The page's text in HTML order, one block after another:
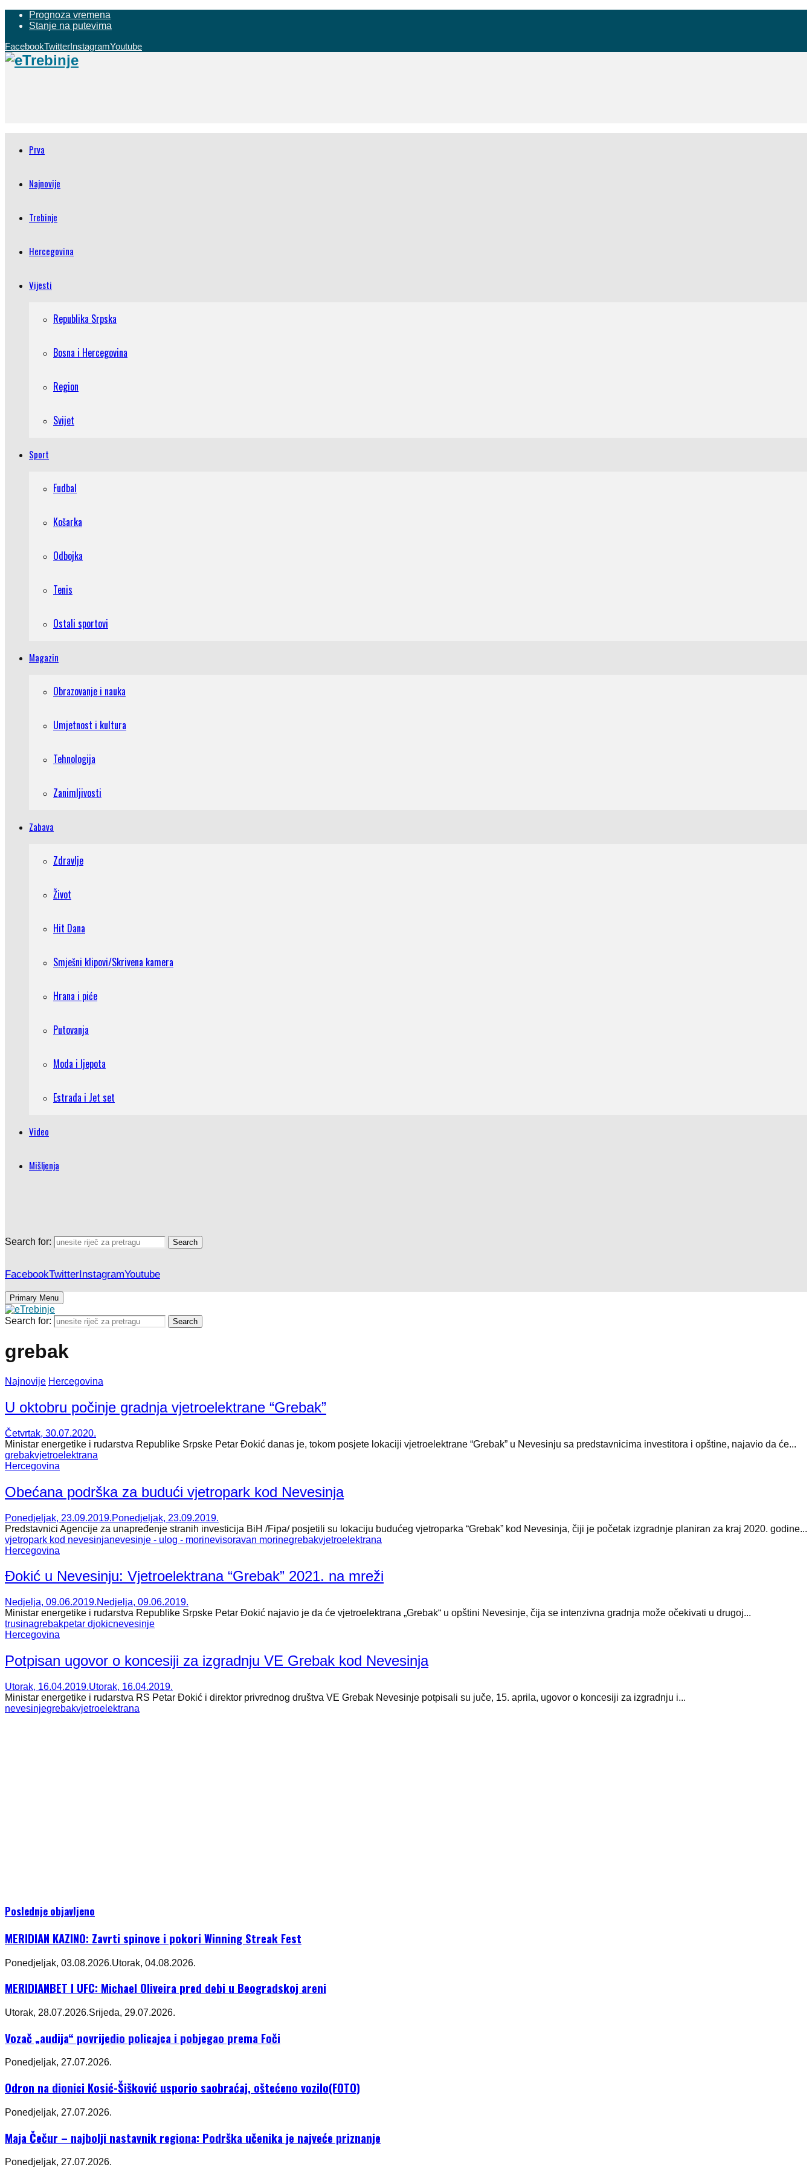
Prognoza vremena
Stanje na putevima
FacebookTwitterInstagramYoutube
Prva
Najnovije
Trebinje
Hercegovina
Vijesti
Republika Srpska
Bosna i Hercegovina
Region
Svijet
Sport
Fudbal
Košarka
Odbojka
Tenis
Ostali sportovi
Magazin
Obrazovanje i nauka
Umjetnost i kultura
Tehnologija
Zanimljivosti
Zabava
Zdravlje
Život
Hit Dana
Smješni klipovi/Skrivena kamera
Hrana i piće
Putovanja
Moda i ljepota
Estrada i Jet set
Video
Mišljenja
Search for: Search
FacebookTwitterInstagramYoutube
Primary Menu
Search for: Search
grebak
Najnovije Hercegovina
U oktobru počinje gradnja vjetroelektrane “Grebak”
Četvrtak, 30.07.2020.
Ministar energetike i rudarstva Republike Srpske Petar Đokić danas je, tokom posjete lokaciji vjetroelektrane “Grebak” u Nevesinju sa predstavnicima investitora i opštine, najavio da će...
grebakvjetroelektrana
Hercegovina
Obećana podrška za budući vjetropark kod Nevesinja
Ponedjeljak, 23.09.2019.Ponedjeljak, 23.09.2019.
Predstavnici Agencije za unapređenje stranih investicija BiH /Fipa/ posjetili su lokaciju budućeg vjetroparka “Grebak” kod Nevesinja, čiji je početak izgradnje planiran za kraj 2020. godine...
vjetropark kod nevesinjanevesinje - ulog - morinevisoravan morinegrebakvjetroelektrana
Hercegovina
Đokić u Nevesinju: Vjetroelektrana “Grebak” 2021. na mreži
Nedjelja, 09.06.2019.Nedjelja, 09.06.2019.
Ministar energetike i rudarstva Republike Srpske Petar Đokić najavio je da će vjetroelektrana „Grebak“ u opštini Nevesinje, čija se intenzivna gradnja može očekivati u drugoj...
trusinagrebakpetar djokicnevesinje
Hercegovina
Potpisan ugovor o koncesiji za izgradnju VE Grebak kod Nevesinja
Utorak, 16.04.2019.Utorak, 16.04.2019.
Ministar energetike i rudarstva RS Petar Đokić i direktor privrednog društva VE Grebak Nevesinje potpisali su juče, 15. aprila, ugovor o koncesiji za izgradnju i...
nevesinjegrebakvjetroelektrana
Poslednje objavljeno
MERIDIAN KAZINO: Zavrti spinove i pokori Winning Streak Fest
Ponedjeljak, 03.08.2026.Utorak, 04.08.2026.
MERIDIANBET I UFC: Michael Oliveira pred debi u Beogradskoj areni
Utorak, 28.07.2026.Srijeda, 29.07.2026.
Vozač „audija“ povrijedio policajca i pobjegao prema Foči
Ponedjeljak, 27.07.2026.
Odron na dionici Kosić-Šišković usporio saobraćaj, oštećeno vozilo(FOTO)
Ponedjeljak, 27.07.2026.
Maja Čečur – najbolji nastavnik regiona: Podrška učenika je najveće priznanje
Ponedjeljak, 27.07.2026.